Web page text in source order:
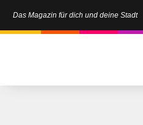
Das Magazin für dich und deine Stadt